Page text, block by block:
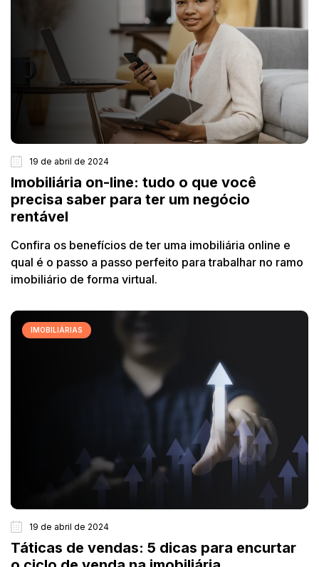
19 de abril de 2024
Imobiliária on-line: tudo o que você
precisa saber para ter um negócio
rentável
Confira os benefícios de ter uma imobiliária online e
qual é o passo a passo perfeito para trabalhar no ramo
imobiliário de forma virtual.
IMOBILIÁRIAS
19 de abril de 2024
Táticas de vendas: 5 dicas para encurtar